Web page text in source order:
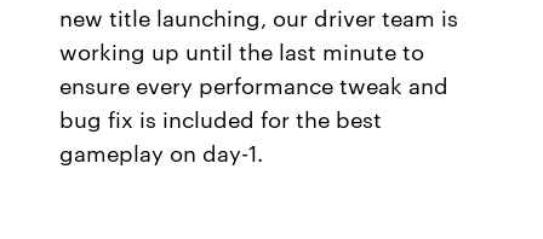
new title launching, our driver team is
working up until the last minute to
ensure every performance tweak and
bug fix is included for the best
gameplay on day-1.